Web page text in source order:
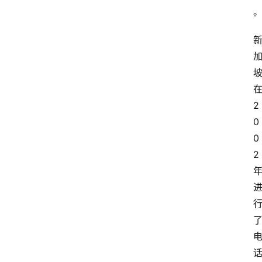
。
新
加
坡
在
2
0
0
2
年
进
行
了
电
话